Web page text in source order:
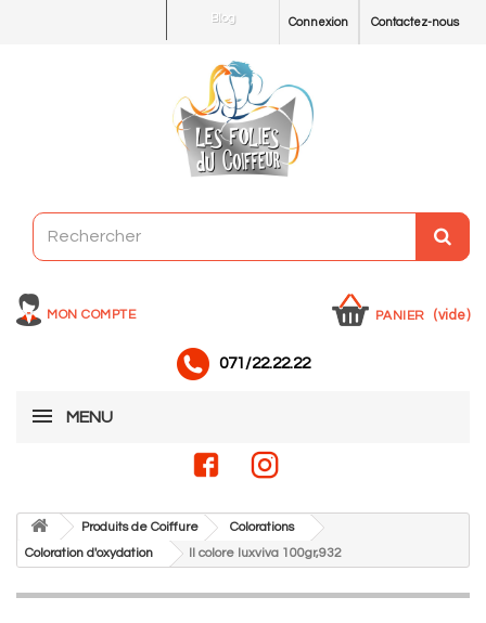
Contactez-nous
Connexion
Blog
MON COMPTE PANIER (vide)
071/22.22.22
MENU
Produits de Coiffure
Colorations
Coloration d'oxydation
Il colore luxviva 100gr,932